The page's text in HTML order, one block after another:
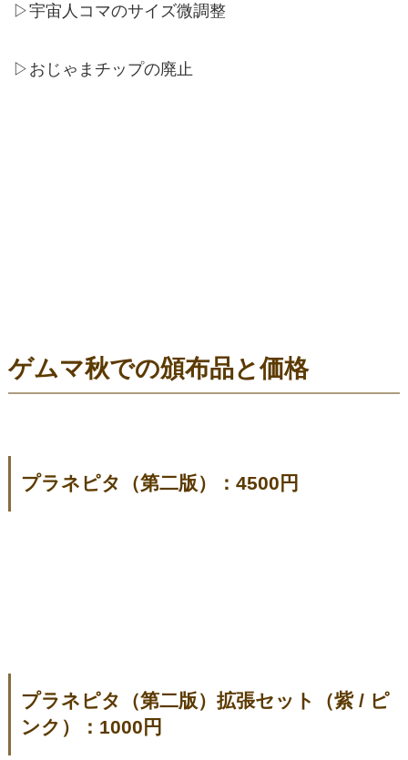
▷宇宙人コマのサイズ微調整
▷おじゃまチップの廃止
ゲムマ秋での頒布品と価格
プラネピタ（第二版）：4500円
プラネピタ（第二版）拡張セット（紫 / ピ
ンク）：1000円